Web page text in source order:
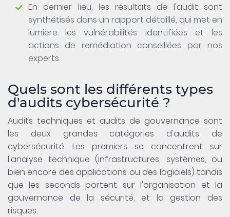
En dernier lieu, les résultats de l'audit sont
synthétisés dans un rapport détaillé, qui met en
lumière les vulnérabilités identifiées et les
actions de remédiation conseillées par nos
experts.
Quels sont les différents types
d'audits cybersécurité ?
Audits techniques et audits de gouvernance sont
les deux grandes catégories d'audits de
cybersécurité. Les premiers se concentrent sur
l'analyse technique (infrastructures, systèmes, ou
bien encore des applications ou des logiciels) tandis
que les seconds portent sur l'organisation et la
gouvernance de la sécurité, et la gestion des
risques.